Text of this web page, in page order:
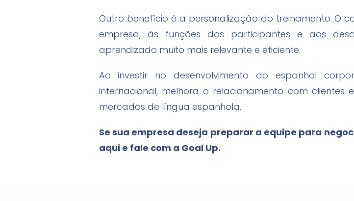
Outro benefício é a personalização do treinamento. O
empresa, às funções dos participantes e aos
aprendizado muito mais relevante e eficiente.
Ao investir no desenvolvimento do espanhol
internacional, melhora o relacionamento com
mercados de língua espanhola.
Se sua empresa deseja preparar a equipe para
aqui e fale com a Goal Up.